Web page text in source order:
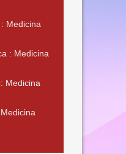
Medicina
: Medicina
Medicina